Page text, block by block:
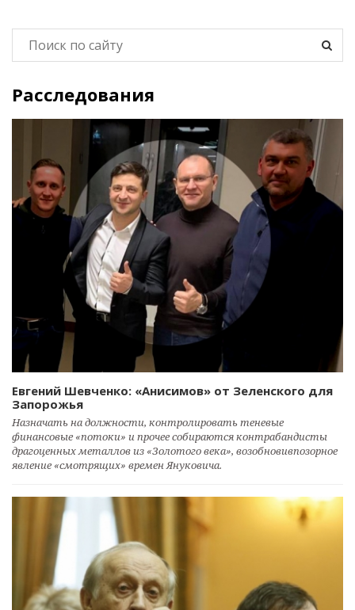
Расследования
Евгений Шевченко: «Анисимов» от Зеленского для
Запорожья
Назначать на должности, контролировать теневые
финансовые «потоки» и прочее собираются контрабандисты
драгоценных металлов из «Золотого века», возобновивпозорное
явление «смотрящих» времен Януковича.